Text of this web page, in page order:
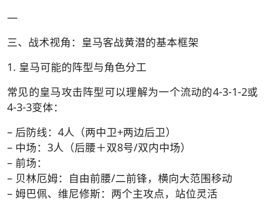
—
三、战术视角：皇马客战黄潜的基本框架
1. 皇马可能的阵型与角色分工
常见的皇马攻击阵型可以理解为一个流动的4-3-1-2或
4-3-3变体：
– 后防线：4人（两中卫+两边后卫）
– 中场：3人（后腰＋双8号/双内中场）
– 前场：
– 贝林厄姆：自由前腰/二前锋，横向大范围移动
– 姆巴佩、维尼修斯：两个主攻点，站位灵活